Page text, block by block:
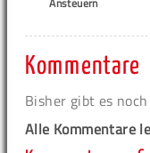
Kommentare
Bisher gibt es
Alle Kommentare